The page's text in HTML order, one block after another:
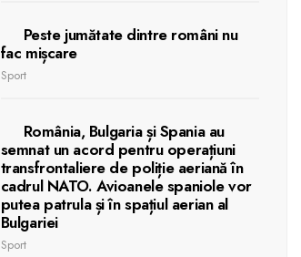
Peste jumătate dintre români nu
fac mișcare
Sport
România, Bulgaria și Spania au
semnat un acord pentru operațiuni
transfrontaliere de poliție aeriană în
cadrul NATO. Avioanele spaniole vor
putea patrula și în spațiul aerian al
Bulgariei
Sport